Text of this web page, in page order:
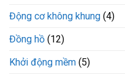
Động cơ không khung (4)
Đồng hồ (12)
Khởi động mềm (5)